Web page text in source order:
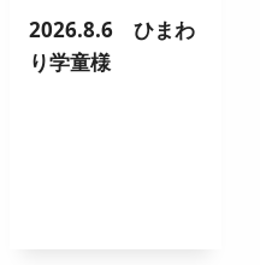
2026.8.6 ひまわ
り学童様